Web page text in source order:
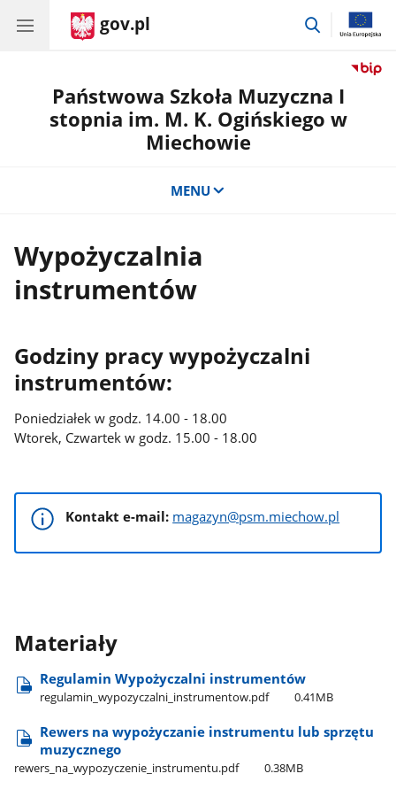
gov.pl
przejdź
Państwowa Szkoła Muzyczna I
stopnia im. M. K. Ogińskiego w
Miechowie
MENU
Wypożyczalnia
instrumentów
Godziny pracy wypożyczalni
instrumentów:
Poniedziałek w godz. 14.00 - 18.00
Wtorek, Czwartek w godz. 15.00 - 18.00
Kontakt e-mail: magazyn@psm.miechow.pl
Materiały
Regulamin Wypożyczalni instrumentów
regulamin​_wypozyczalni​_instrumentow.pdf 0.41MB
Rewers na wypożyczanie instrumentu lub sprzętu
muzycznego
rewers​_na​_wypozyczenie​_instrumentu.pdf 0.38MB